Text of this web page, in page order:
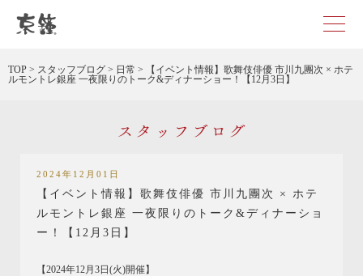
TOP > スタッフブログ > 日常 >
【イベント情報】歌舞伎俳優 市川九團次 × ホテ
ルモントレ銀座 一夜限りのトーク&ディナーショー！【12月3日】
スタッフブログ
2024年12月01日
【イベント情報】歌舞伎俳優 市川九團次 × ホテ
ルモントレ銀座 一夜限りのトーク&ディナーショ
ー！【12月3日】
【2024年12月3日(火)開催】